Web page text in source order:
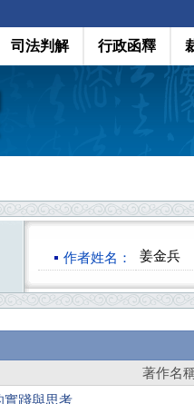
司法判解 行政函釋
作者姓名： 姜金兵
著作名
實踐與思考